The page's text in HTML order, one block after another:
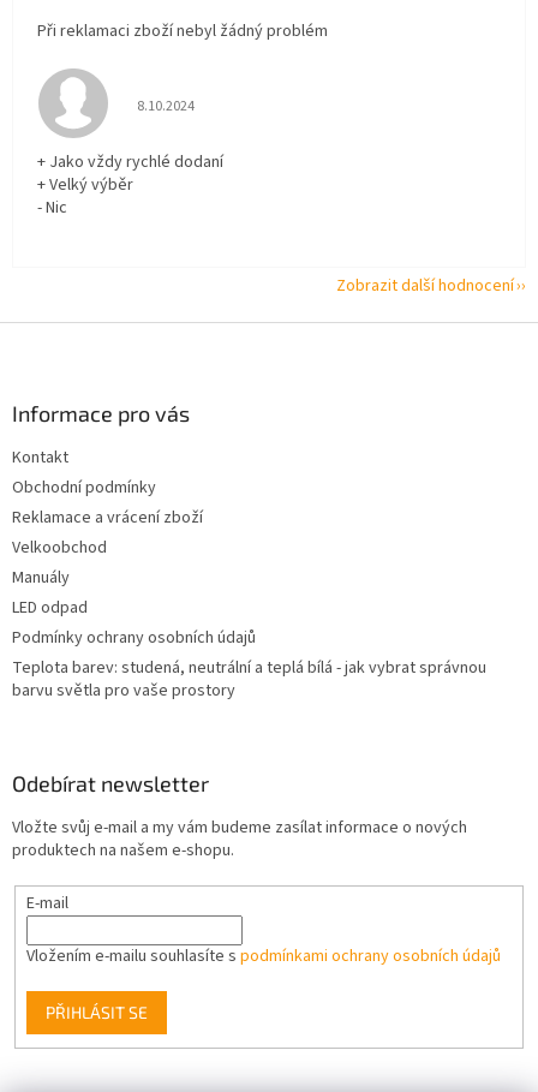
Při reklamaci zboží nebyl žádný problém
Hodnocení obchodu je 5 z 5 hvězdiček.
8.10.2024
+ Jako vždy rychlé dodaní
+ Velký výběr
- Nic
Zobrazit další hodnocení
Informace pro vás
Kontakt
Obchodní podmínky
Reklamace a vrácení zboží
Velkoobchod
Manuály
LED odpad
Podmínky ochrany osobních údajů
Teplota barev: studená, neutrální a teplá bílá - jak vybrat správnou
barvu světla pro vaše prostory
Odebírat newsletter
Vložte svůj e-mail a my vám budeme zasílat informace o nových
produktech na našem e-shopu.
E-mail
Vložením e-mailu souhlasíte s podmínkami ochrany osobních údajů
PŘIHLÁSIT SE